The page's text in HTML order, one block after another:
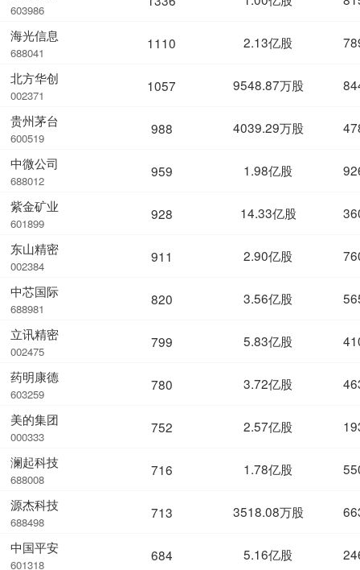
603986
海光信息
688041
北方华创
002371
贵州茅台
600519
中微公司
688012
紫金矿业
601899
东山精密
002384
中芯国际
688981
立讯精密
002475
药明康德
603259
美的集团
000333
澜起科技
688008
源杰科技
688498
中国平安
601318
1110 2.13亿股
1057 9548.87万股
988 4039.29万股
959 1.98亿股
928 14.33亿股
911 2.90亿股
820 3.56亿股
799 5.83亿股
780 3.72亿股
752 2.57亿股
716 1.78亿股
713 3518.08万股
684 5.16亿股